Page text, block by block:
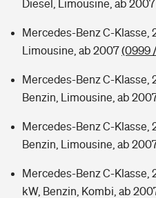
Diesel, Limousine, ab 2007
Mercedes-Benz C-Klasse,
Limousine, ab 2007(0999
Mercedes-Benz C-Klasse,
Benzin, Limousine, ab
Mercedes-Benz C-Klasse,
Benzin, Limousine, ab
Mercedes-Benz C-Klasse,
kW, Benzin, Kombi, ab